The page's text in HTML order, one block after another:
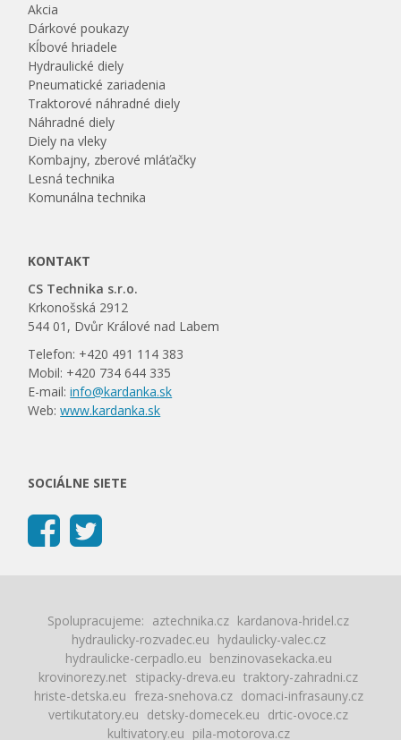
Akcia
Dárkové poukazy
Kĺbové hriadele
Hydraulické diely
Pneumatické zariadenia
Traktorové náhradné diely
Náhradné diely
Diely na vleky
Kombajny, zberové mláťačky
Lesná technika
Komunálna technika
KONTAKT
CS Technika s.r.o.
Krkonošská 2912
544 01, Dvůr Králové nad Labem
Telefon: +420 491 114 383
Mobil: +420 734 644 335
E-mail:info@kardanka.sk
Web:www.kardanka.sk
SOCIÁLNE SIETE
Spolupracujeme: aztechnika.cz kardanova-hridel.cz
hydraulicky-rozvadec.eu hydaulicky-valec.cz
hydraulicke-cerpadlo.eu benzinovasekacka.eu
krovinorezy.net stipacky-dreva.eu traktory-zahradni.cz
hriste-detska.eu freza-snehova.cz domaci-infrasauny.cz
vertikutatory.eu detsky-domecek.eu drtic-ovoce.cz
kultivatory.eu pila-motorova.cz